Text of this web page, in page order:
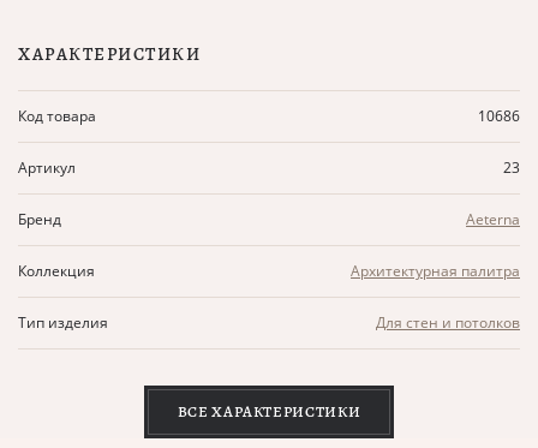
ХАРАКТЕРИСТИКИ
Код товара 10686
Артикул 23
Бренд Aeterna
Коллекция Архитектурная палитра
Тип изделия Для стен и потолков
ВСЕ ХАРАКТЕРИСТИКИ